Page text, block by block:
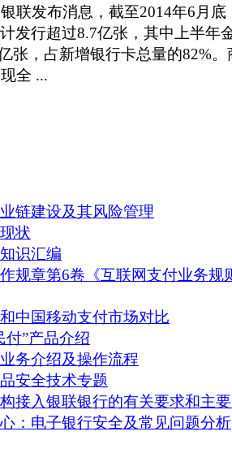
联发布消息，截至2014年6月底
发行超过8.7亿张，其中上半年
张，占新增银行卡总量的82%。
全 ...
链建设及其风险管理
状
识汇编
规章第6卷《互联网支付业务规
中国移动支付市场对比
付”产品介绍
务介绍及操作流程
安全技术专题
接入银联银行的有关要求和主
：电子银行安全及常见问题分析